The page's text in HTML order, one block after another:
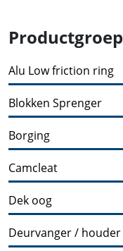
Productgroep
Alu Low friction ring
Blokken Sprenger
Borging
Camcleat
Dek oog
Deurvanger / houder